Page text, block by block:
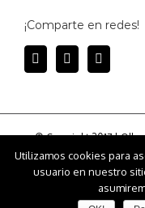
¡Comparte en redes!
© Copyright 2017 |
reservados | OLHÖPS -
B98664832 |
Condiciones
Utilizamos cookies para
usuario en nuestro